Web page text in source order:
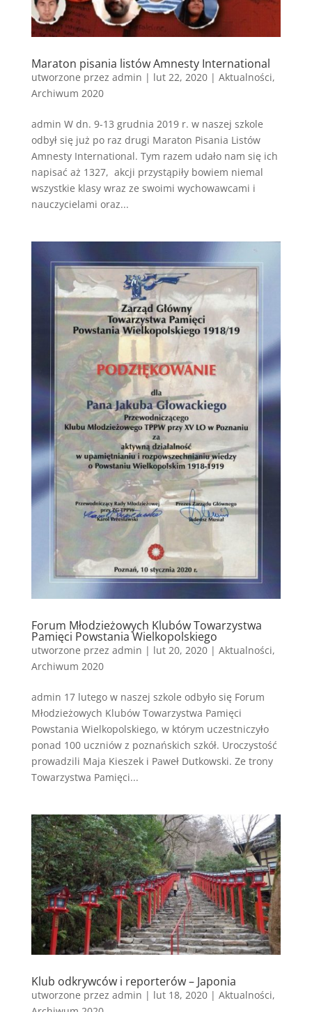
Maraton pisania listów Amnesty International
utworzone przez admin | lut 22, 2020| Aktualności,
Archiwum 2020
admin W dn. 9-13 grudnia 2019 r. w naszej szkole
odbył się już po raz drugi Maraton Pisania Listów
Amnesty International. Tym razem udało nam się ich
napisać aż 1327, akcji przystąpiły bowiem niemal
wszystkie klasy wraz ze swoimi wychowawcami i
nauczycielami oraz...
Forum Młodzieżowych Klubów Towarzystwa
Pamięci Powstania Wielkopolskiego
utworzone przez admin | lut 20, 2020| Aktualności,
Archiwum 2020
admin 17 lutego w naszej szkole odbyło się Forum
Młodzieżowych Klubów Towarzystwa Pamięci
Powstania Wielkopolskiego, w którym uczestniczyło
ponad 100 uczniów z poznańskich szkół. Uroczystość
prowadzili Maja Kieszek i Paweł Dutkowski. Ze trony
Towarzystwa Pamięci...
Klub odkrywców i reporterów – Japonia
utworzone przez admin | lut 18, 2020| Aktualności,